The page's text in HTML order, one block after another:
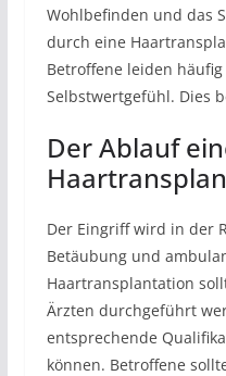
Wohlbefinden und das
durch eine
Betroffene leiden
Selbstwertgefühl. Dies
Der Ablauf
Der Eingriff wird in der
Betäubung und
Haartransplantation
Ärzten durchgeführt
entsprechende
können. Betroffene